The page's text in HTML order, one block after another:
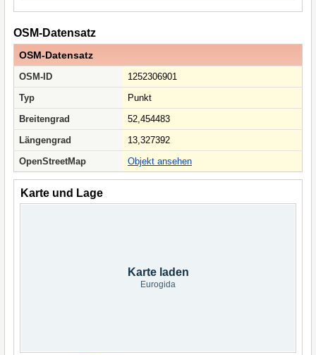
OSM-Datensatz
OSM-Datensatz
OSM-ID
1252306901
Typ
Punkt
Breitengrad
52,454483
Längengrad
13,327392
OpenStreetMap
Objekt ansehen
Karte und Lage
Karte laden
Eurogida